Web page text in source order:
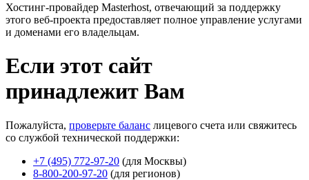
Хостинг-провайдер Masterhost, отвечающий за поддержку
этого веб-проекта предоставляет полное управление услугами
и доменами его владельцам.
Если этот сайт
принадлежит Вам
Пожалуйста, проверьте баланс лицевого счета или свяжитесь
со службой технической поддержки:
+7 (495) 772-97-20 (для Москвы)
8-800-200-97-20 (для регионов)